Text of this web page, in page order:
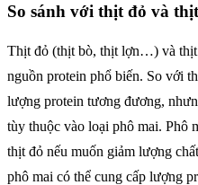
So sánh với thịt đỏ và
Thịt đỏ (thịt bò, thịt lợn…) và
nguồn protein phổ biến. So với
lượng protein tương đương,
tùy thuộc vào loại phô mai. Phô
thịt đỏ nếu muốn giảm lượng
phô mai có thể cung cấp lượng